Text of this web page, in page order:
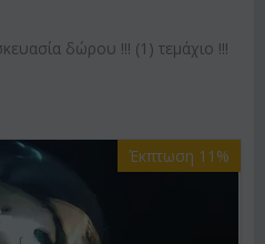
δώρου !!! (1) τεμάχιo !!!
Έκπτωση 11%